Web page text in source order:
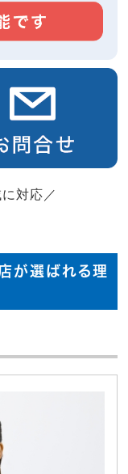
対応／
が選ばれる理